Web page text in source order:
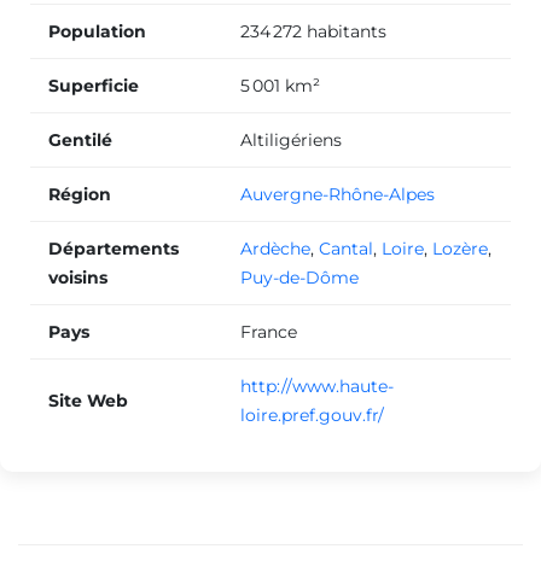
Population 234 272 habitants
Superficie 5 001 km²
Gentilé Altiligériens
Région Auvergne-Rhône-Alpes
Départements
voisins
Ardèche, Cantal, Loire, Lozère,
Puy-de-Dôme
Pays France
Site Web
http://www.haute-
loire.pref.gouv.fr/